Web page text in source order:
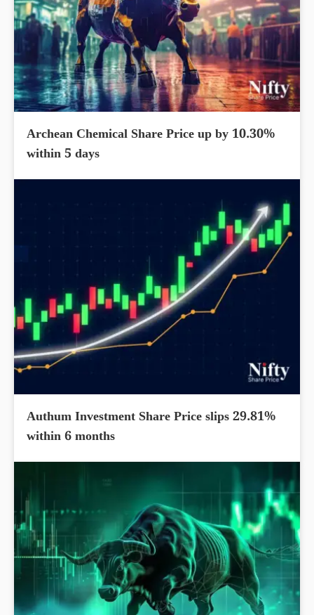
Archean Chemical Share Price up by 10.30%
within 5 days
Authum Investment Share Price slips 29.81%
within 6 months